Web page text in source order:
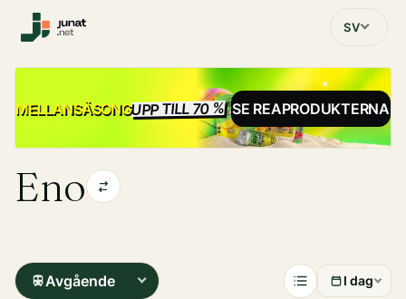
SV
MELLANSÄSONGUPP TILL 70 %REA
SE REAPRODUKTERNA
Eno
Avgående I dag